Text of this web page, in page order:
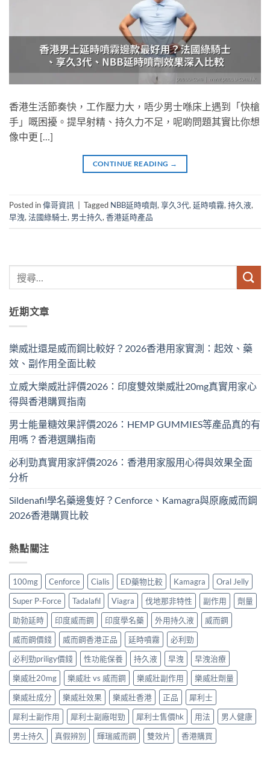
香港生活節奏快，工作壓力大，唔少男士喺床上遇到「快槍
手」嘅困擾。提早射精、持久力不足，呢啲問題其實比你想
像中更 […]
CONTINUE READING →
Posted in偉哥資訊 Tagged NBB延時噴劑,享久3代,延時噴霧,持久液,
早洩,法國綠騎士, 男士持久,香港延時產品
近期文章
樂威壯還是威而鋼比較好？2026香港用家實測：起效、藥
效、副作用全面比較
立威大樂威壯評價2026：印度雙效樂威壯20mg真實用家心
得與香港購買指南
男士能量糖效果評價2026：HEMP GUMMIES等產品真的有
用嗎？香港選購指南
必利勁真實用家評價2026：香港用家服用心得與效果全面
分析
Sildenafil學名藥邊隻好？Cenforce、Kamagra與原廠威而鋼
2026香港購買比較
熱點關注
100mg Cenforce Cialis ED藥物比較 Kamagra
Oral Jelly
Super P-Force
Tadalafil Viagra 伐地那非特性 副作用
劑量
助勃延時
印度威而鋼 印度學名藥 外用持久液
威而鋼
威而鋼價錢
威而鋼香港正品 延時噴霧
必利勁
必利勁priligy價錢
性功能保養 持久液 早洩
早洩治療
樂威壯20mg
樂威壯 vs 威而鋼 樂威壯副作用
樂威壯劑量
樂威壯成分
樂威壯效果 樂威壯香港 正品
犀利士
犀利士副作用
犀利士副廠咁勁 犀利士售價hk 用法
男人健康
男士持久
真假辨別 輝瑞威而鋼 雙效片 香港購買